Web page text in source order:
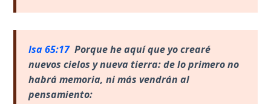
Deuteronomy:
6
Deuteronomy:
The Second
Isa 65:17Porque he aquí que yo crearé
nuevos cielos y nueva tierra: de lo primero no
habrá memoria, ni más vendrán al
pensamiento: